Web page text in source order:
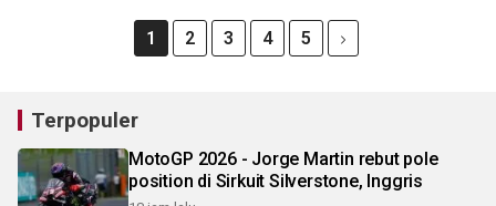
1 2 3 4 5
Terpopuler
MotoGP 2026 - Jorge Martin rebut pole
position di Sirkuit Silverstone, Inggris